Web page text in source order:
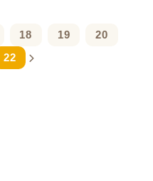
18 19
20
22